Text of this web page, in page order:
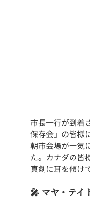
市長一行が到着
保存会」の皆様
朝市会場が一気
た。カナダの皆
真剣に耳を傾け
🎤 マヤ・テイ